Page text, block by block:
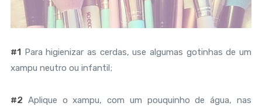
#1 Para higienizar as cerdas, use algumas gotinhas de um
xampu neutro ou infantil;
#2 Aplique o xampu, com um pouquinho de água, nas